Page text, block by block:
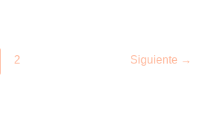
2 Siguiente →